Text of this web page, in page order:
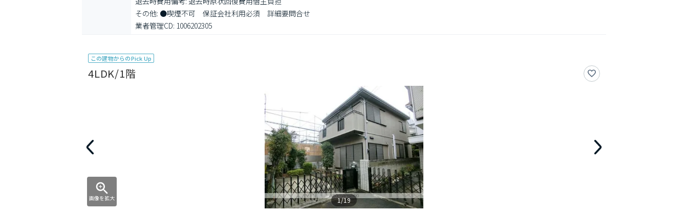
その他: ●喫煙不可　保証会社利用必須　詳細要問合せ
業者管理CD: 1006202305
この建物からのPick Up
4LDK/1階
画像を拡大 1/19